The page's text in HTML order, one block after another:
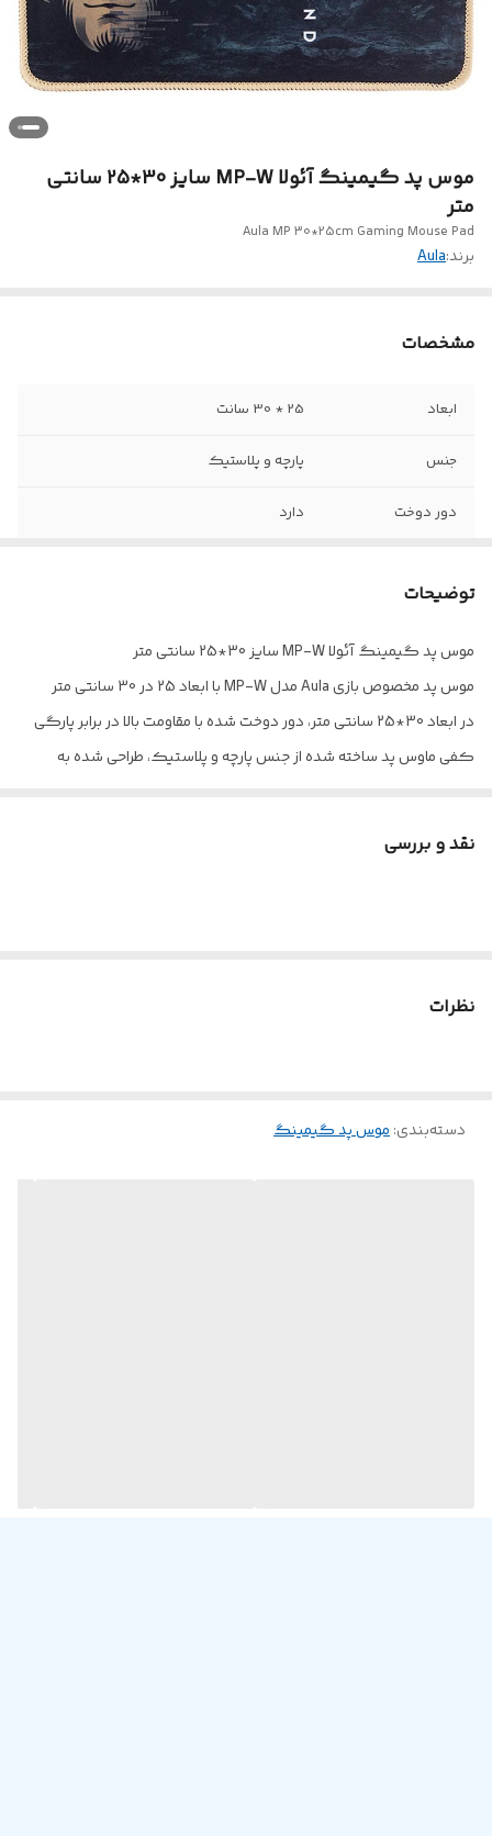
موس پد گیمینگ آئولا MP-W سایز 30*25 سانتی
متر
Aula MP 30*25cm Gaming Mouse Pad
برند:Aula
مشخصات
ابعاد 25 * 30 سانت
جنس پارچه و پلاستیک
دور دوخت دارد
توضیحات
موس پد گیمینگ آئولا MP-W سایز 30*25 سانتی متر
موس پد مخصوص بازی Aula مدل MP-W با ابعاد 25 در 30 سانتی متر
در ابعاد 30*25 سانتی متر، دور دوخت شده با مقاومت بالا در برابر پارگی
کفی ماوس پد ساخته شده از جنس پارچه و پلاستیک، طراحی شده به
نقد و بررسی
نظرات
دسته‌بندی:موس پد گیمینگ